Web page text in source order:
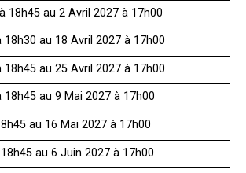
18h45 au 2 Avril 2027 à 17h00
18h30 au 18 Avril 2027 à 17h00
18h45 au 25 Avril 2027 à 17h00
18h45 au 9 Mai 2027 à 17h00
au 16 Mai 2027 à 17h00
au 6 Juin 2027 à 17h00